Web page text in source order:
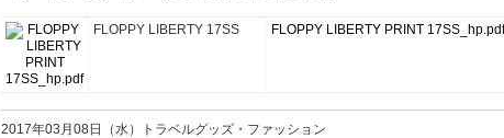
FLOPPY LIBERTY 17SS FLOPPY LIBERTY PRINT
2017年03月08日（水）トラベルグッズ・ファッション